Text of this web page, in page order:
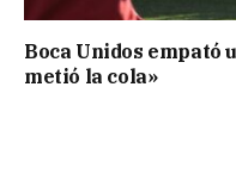
Boca Unidos empató
metió la cola»